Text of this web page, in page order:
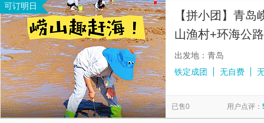
可订明日
【拼小团】青
山渔村+环海公
体验】
出发地：青岛
铁定成团
无自费
已售0 用户点评：